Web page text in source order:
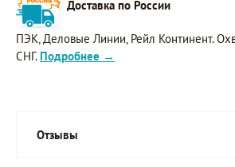
Доставка по России
ПЭК, Деловые Линии, Рейл Континент.
СНГ. Подробнее →
Отзывы